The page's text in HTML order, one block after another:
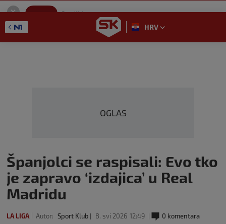
SportKlub
GET - On the Google Play
HRV
OGLAS
Španjolci se raspisali: Evo tko
je zapravo ‘izdajica’ u Real
Madridu
LA LIGA Autor: Sport Klub 8. svi 2026 12:49 0 komentara